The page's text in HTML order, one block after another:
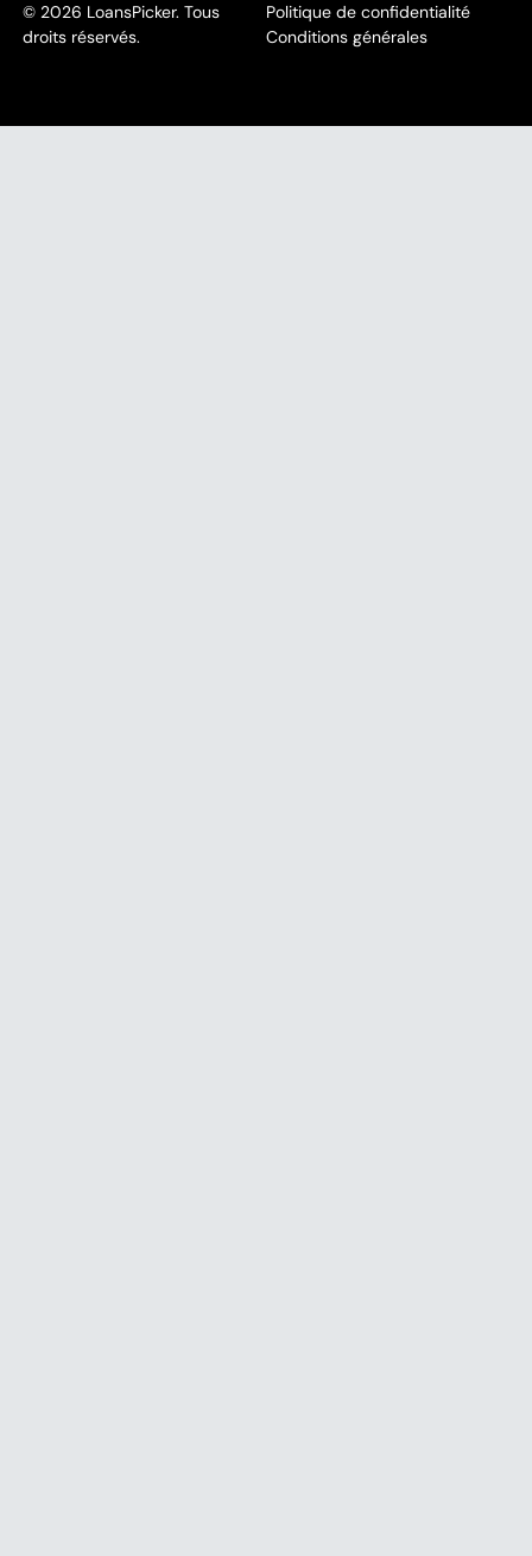
© 2026 LoansPicker. Tous
droits réservés.
Politique de confidentialité
Conditions générales